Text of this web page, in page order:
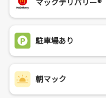
駐車場あり
朝マック